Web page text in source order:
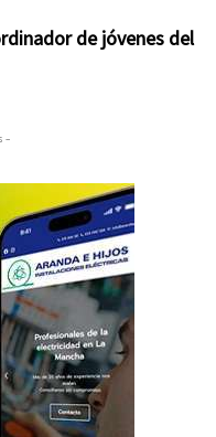
de jóvenes del
–